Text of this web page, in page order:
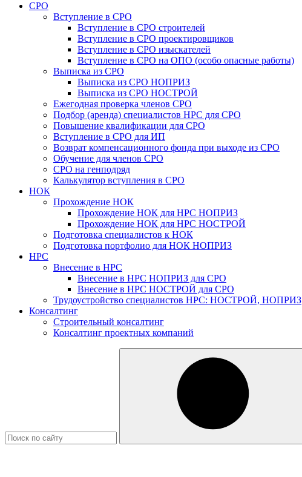
СРО
Вступление в СРО
Вступление в СРО строителей
Вступление в СРО проектировщиков
Вступление в СРО изыскателей
Вступление в СРО на ОПО (особо опасные работы)
Выписка из СРО
Выписка из СРО НОПРИЗ
Выписка из СРО НОСТРОЙ
Ежегодная проверка членов СРО
Подбор (аренда) специалистов НРС для СРО
Повышение квалификации для СРО
Вступление в СРО для ИП
Возврат компенсационного фонда при выходе из СРО
Обучение для членов СРО
СРО на генподряд
Калькулятор вступления в СРО
НОК
Прохождение НОК
Прохождение НОК для НРС НОПРИЗ
Прохождение НОК для НРС НОСТРОЙ
Подготовка специалистов к НОК
Подготовка портфолио для НОК НОПРИЗ
НРС
Внесение в НРС
Внесение в НРС НОПРИЗ для СРО
Внесение в НРС НОСТРОЙ для СРО
Трудоустройство специалистов НРС: НОСТРОЙ, НОПРИЗ
Консалтинг
Строительный консалтинг
Консалтинг проектных компаний